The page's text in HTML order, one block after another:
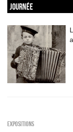
JOURNÉE
EXPOSITIONS